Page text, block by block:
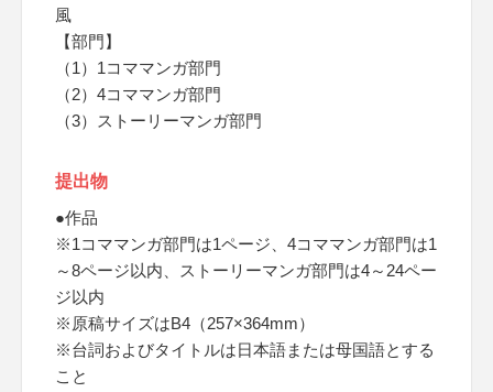
風
【部門】
（1）1コママンガ部門
（2）4コママンガ部門
（3）ストーリーマンガ部門
提出物
●作品
※1コママンガ部門は1ページ、4コママンガ部門は1
～8ページ以内、ストーリーマンガ部門は4～24ペー
ジ以内
※原稿サイズはB4（257×364mm）
※台詞およびタイトルは日本語または母国語とする
こと